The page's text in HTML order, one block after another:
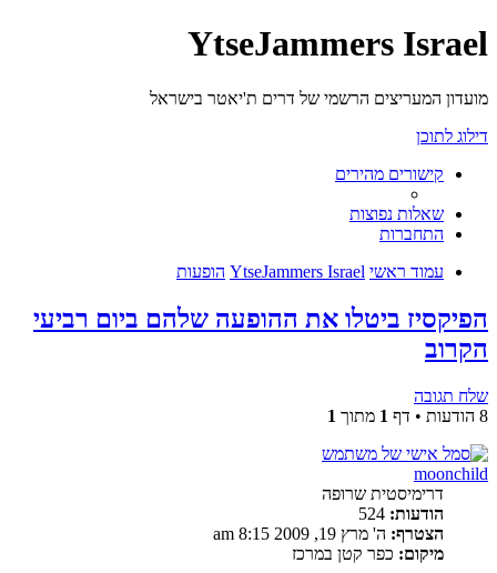
YtseJammers Israel
מועדון המעריצים הרשמי של דרים ת'יאטר בישראל
דילוג לתוכן
קישורים מהירים
שאלות נפוצות
התחברות
עמוד ראשי YtseJammers Israel הופעות
הפיקסיז ביטלו את ההופעה שלהם ביום רביעי
הקרוב
שלח תגובה
8 הודעות • דף
1 מתוך 1
moonchild
דרימיסטית שרופה
הודעות:
הצטרף: ה' מרץ 19, 2009 8:15 am
מיקום: כפר קטן במרכז